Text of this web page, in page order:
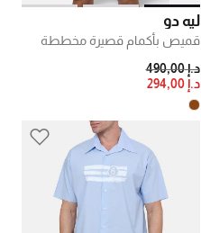
ليه دو
قميص بأكمام قصيرة مخططة
PRICE REDUCED FROM
د.إ 490,00
د.إ 294,00